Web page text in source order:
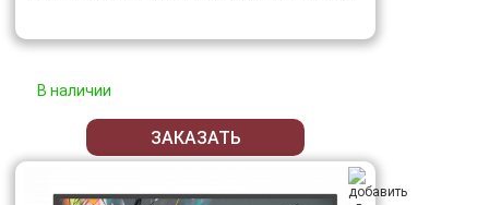
В наличии
ЗАКАЗАТЬ